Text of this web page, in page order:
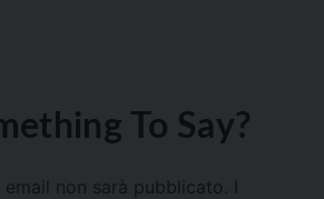
To Say?
email non sarà pubblicato.